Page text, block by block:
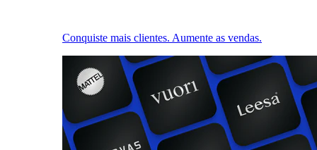
Conquiste mais clientes. Aumente as vendas.